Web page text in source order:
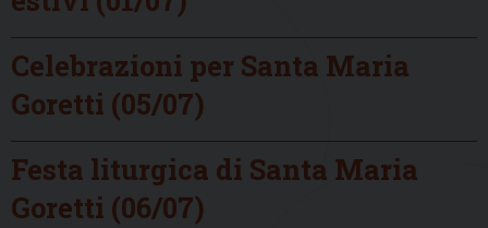
Celebrazioni per Santa Maria
Goretti (05/07)
Festa liturgica di Santa Maria
Goretti (06/07)